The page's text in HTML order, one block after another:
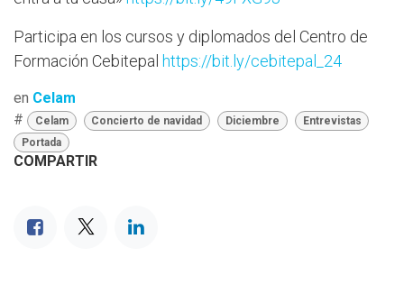
Participa en los cursos y diplomados del Centro de
Formación Cebitepal https://bit.ly/cebitepal_24
en Celam
#
Celam Concierto de navidad Diciembre
Entrevistas
Portada
COMPARTIR